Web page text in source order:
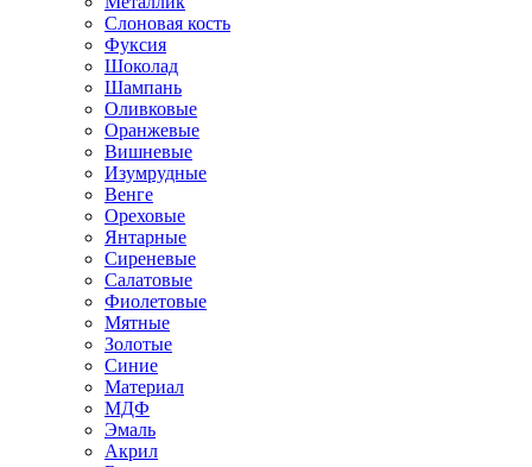
Слоновая кость
Фуксия
Шоколад
Шампань
Оливковые
Оранжевые
Вишневые
Изумрудные
Венге
Ореховые
Янтарные
Сиреневые
Салатовые
Фиолетовые
Мятные
Золотые
Синие
Материал
МДФ
Эмаль
Акрил